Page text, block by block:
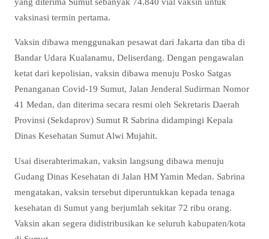
vaksinasi termin pertama.
Vaksin dibawa menggunakan pesawat dari Jakarta dan tiba di
Bandar Udara Kualanamu, Deliserdang. Dengan pengawalan
ketat dari kepolisian, vaksin dibawa menuju Posko Satgas
Penanganan Covid-19 Sumut, Jalan Jenderal Sudirman Nomor
41 Medan, dan diterima secara resmi oleh Sekretaris Daerah
Provinsi (Sekdaprov) Sumut R Sabrina didampingi Kepala
Dinas Kesehatan Sumut Alwi Mujahit.
Usai diserahterimakan, vaksin langsung dibawa menuju
Gudang Dinas Kesehatan di Jalan HM Yamin Medan. Sabrina
mengatakan, vaksin tersebut diperuntukkan kepada tenaga
kesehatan di Sumut yang berjumlah sekitar 72 ribu orang.
Vaksin akan segera didistribusikan ke seluruh kabupaten/kota